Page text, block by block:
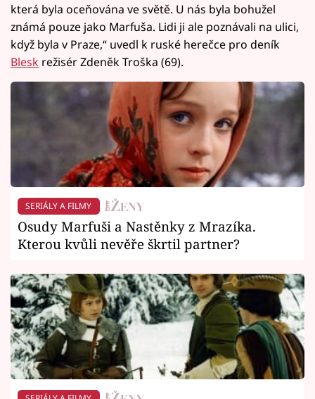
která byla oceňována ve světě. U nás byla bohužel
známá pouze jako Marfuša. Lidi ji ale poznávali na ulici,
když byla v Praze,“ uvedl k ruské herečce pro deník
Blesk režisér Zdeněk Troška (69).
SERIÁLY A FILMY
Osudy Marfuši a Nastěnky z Mrazíka.
Kterou kvůli nevěře škrtil partner?